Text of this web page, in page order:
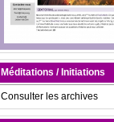
Méditations / Initiations
Consulter les archives